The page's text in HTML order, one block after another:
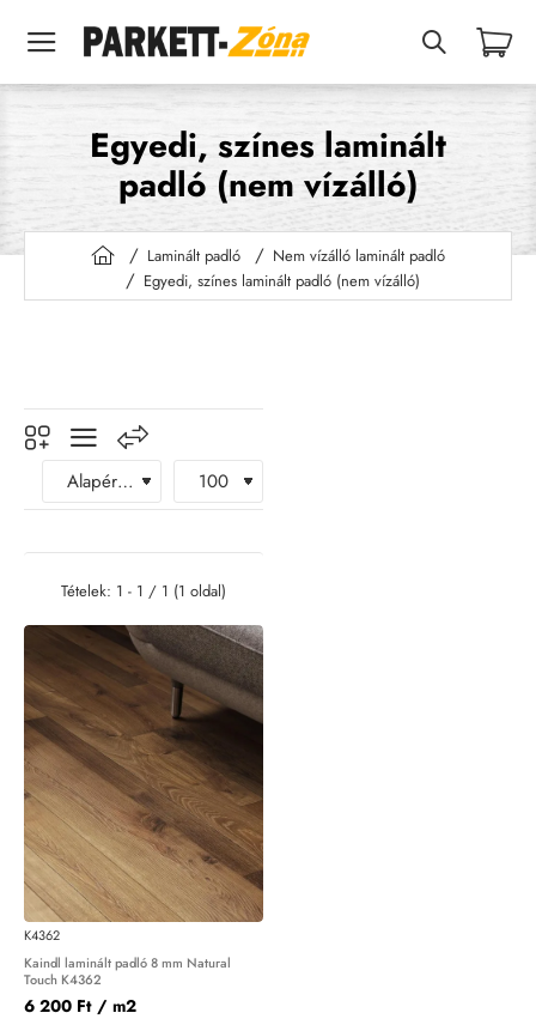
Egyedi, színes laminált
padló (nem vízálló)
h
Laminált padló
Nem vízálló laminált padló
Egyedi, színes laminált padló (nem vízálló)
Tételek: 1 - 1 / 1 (1 oldal)
K4362
Kaindl laminált padló 8 mm Natural
Touch K4362
6 200 Ft / m2